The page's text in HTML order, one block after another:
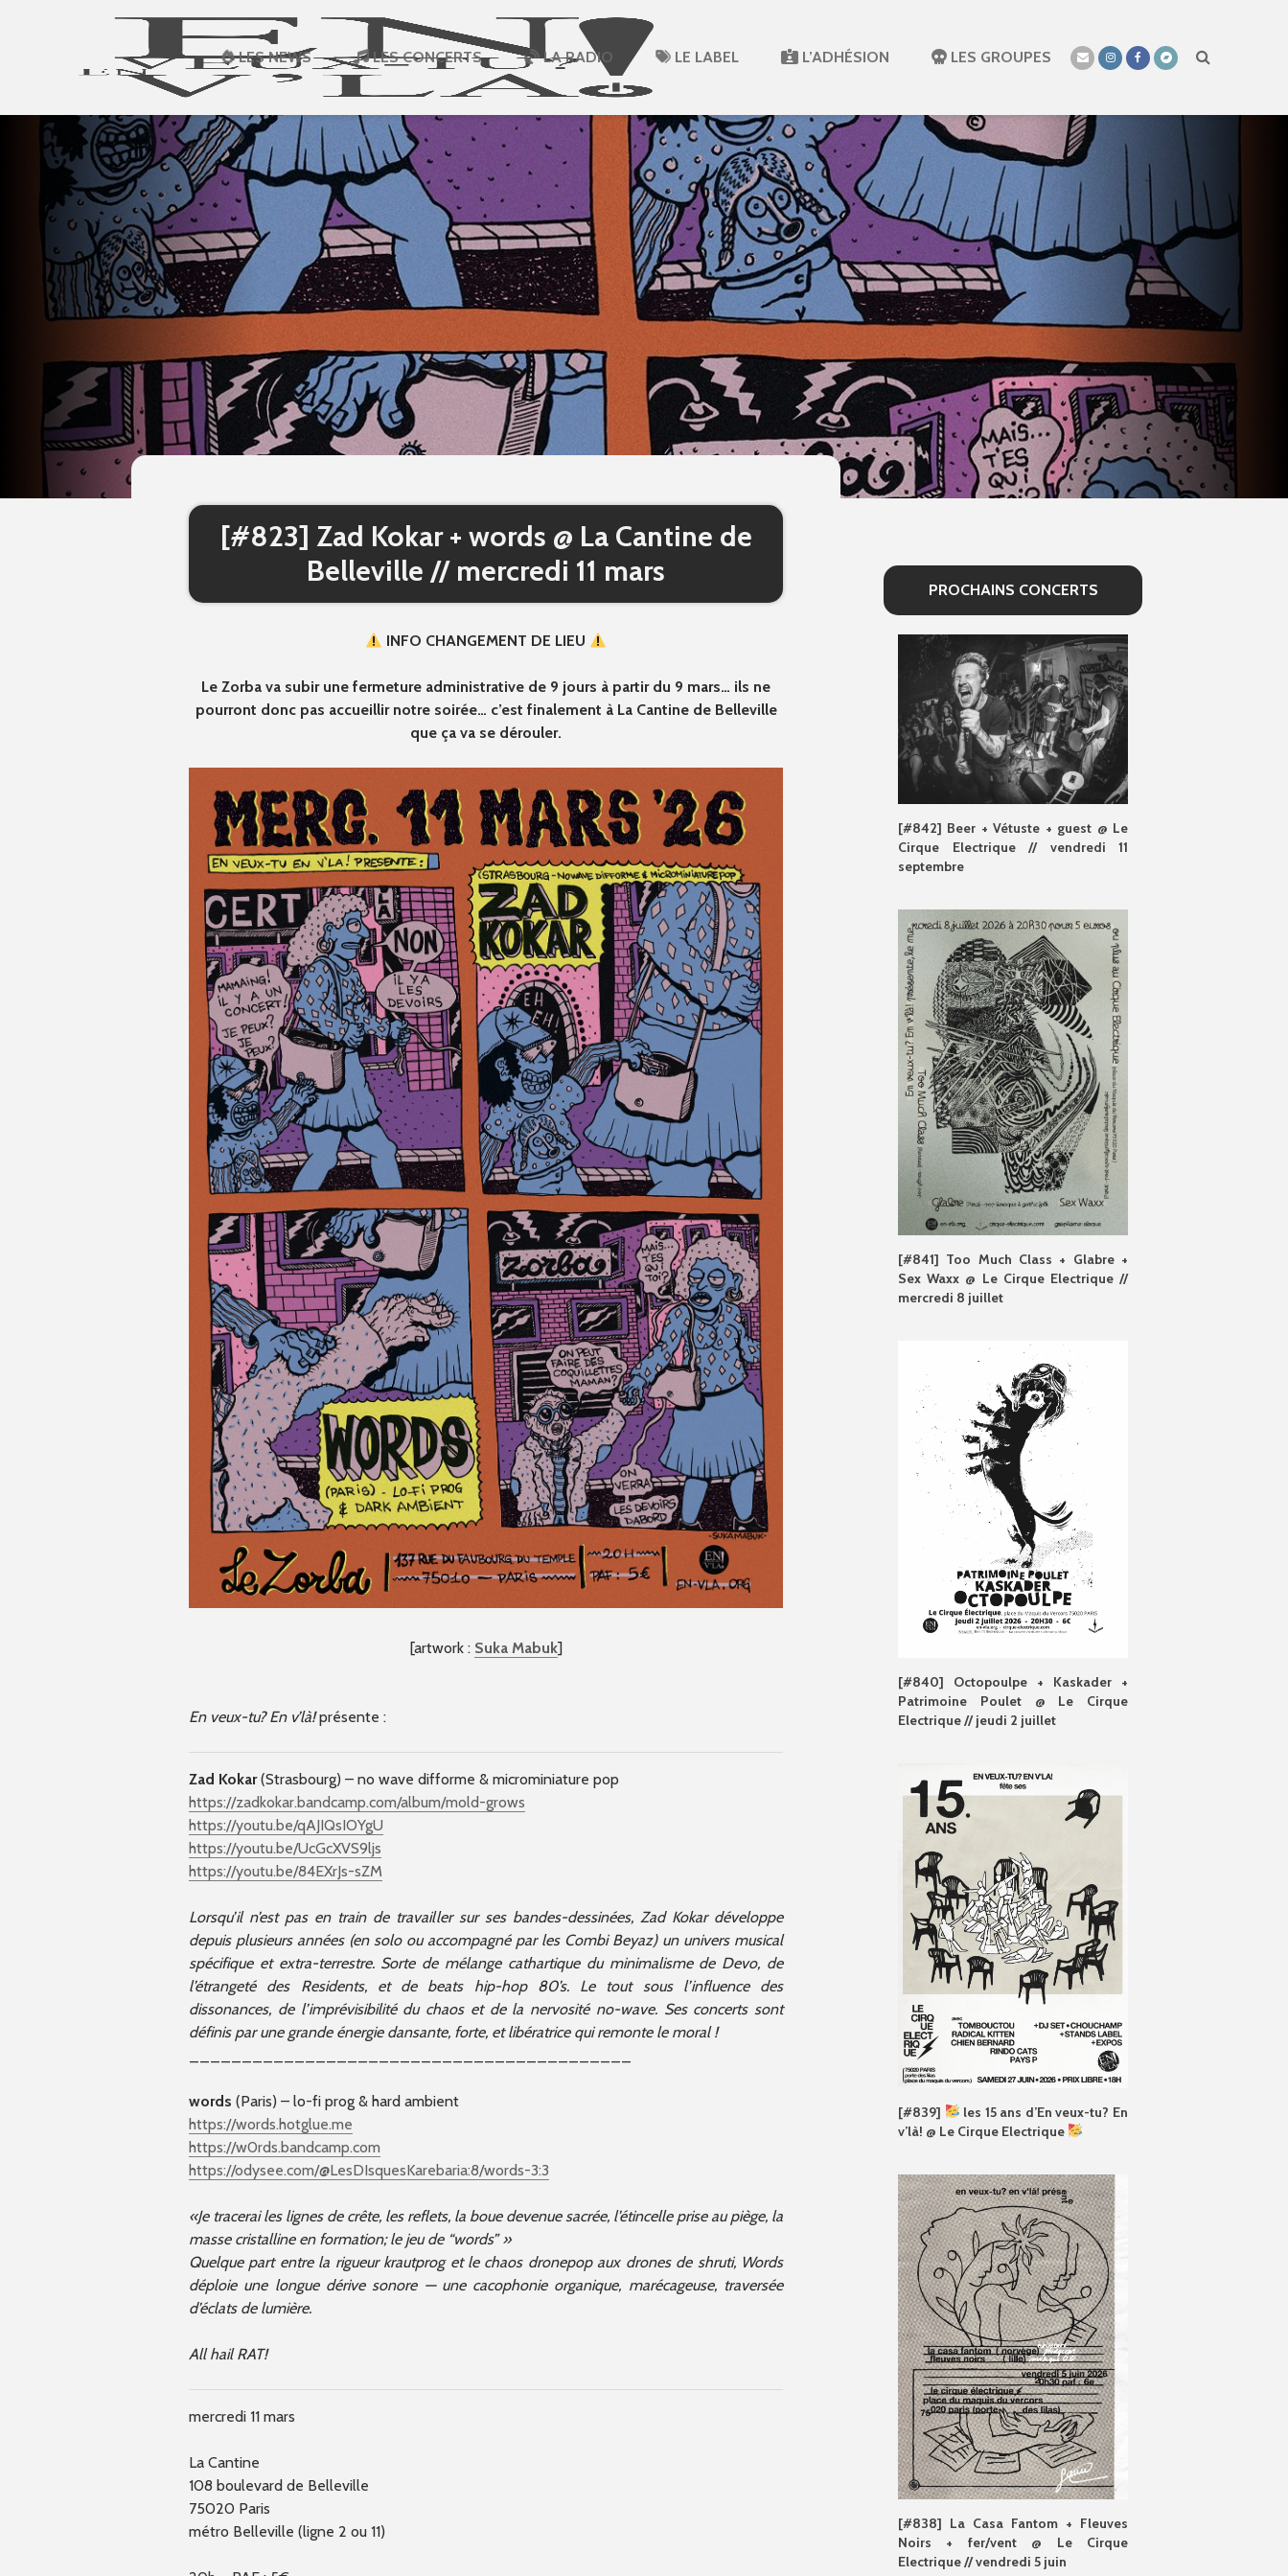
LES NEWS LES CONCERTS LA RADIO LE LABEL L’ADHÉSION LES GROUPES
[#823] Zad Kokar + words @ La Cantine de
Belleville // mercredi 11 mars
INFO CHANGEMENT DE LIEU
Le Zorba va subir une fermeture administrative de 9 jours à partir du 9 mars… ils ne
pourront donc pas accueillir notre soirée… c’est finalement à La Cantine de Belleville
que ça va se dérouler.
[artwork : Suka Mabuk]
En veux-tu? En v’là!présente :
Zad Kokar(Strasbourg) – no wave difforme & microminiature pop
https://zadkokar.bandcamp.com/album/mold-grows
https://youtu.be/qAJIQsIOYgU
https://youtu.be/UcGcXVS9ljs
https://youtu.be/84EXrJs-sZM
Lorsqu’il n’est pas en train de travailler sur ses bandes-dessinées, Zad Kokar développe
depuis plusieurs années (en solo ou accompagné par les Combi Beyaz) un univers musical
spécifique et extra-terrestre. Sorte de mélange cathartique du minimalisme de Devo, de
l’étrangeté des Residents, et de beats hip-hop 80’s. Le tout sous l’influence des
dissonances, de l’imprévisibilité du chaos et de la nervosité no-wave. Ses concerts sont
définis par une grande énergie dansante, forte, et libératrice qui remonte le moral !
words (Paris) – lo-fi prog & hard ambient
https://words.hotglue.me
https://w0rds.bandcamp.com
https://odysee.com/@LesDIsquesKarebaria:8/words-3:3
«Je tracerai les lignes de crête, les reflets, la boue devenue sacrée, l’étincelle prise au piège, la
masse cristalline en formation; le jeu de “words” »
Quelque part entre la rigueur krautprog et le chaos dronepop aux drones de shruti, Words
déploie une longue dérive sonore — une cacophonie organique, marécageuse, traversée
d’éclats de lumière.
All hail RAT!
mercredi 11 mars
La Cantine
108 boulevard de Belleville
75020 Paris
métro Belleville (ligne 2 ou 11)
PROCHAINS CONCERTS
[#842] Beer + Vétuste + guest @ Le
Cirque Electrique // vendredi 11
septembre
[#841] Too Much Class + Glabre +
Sex Waxx @ Le Cirque Electrique //
mercredi 8 juillet
[#840] Octopoulpe + Kaskader +
Patrimoine Poulet @ Le Cirque
Electrique // jeudi 2 juillet
[#839]
les 15 ans d’En veux-tu? En
v’là! @ Le Cirque Electrique
[#838] La Casa Fantom + Fleuves
Noirs + fer/vent @ Le Cirque
Electrique // vendredi 5 juin